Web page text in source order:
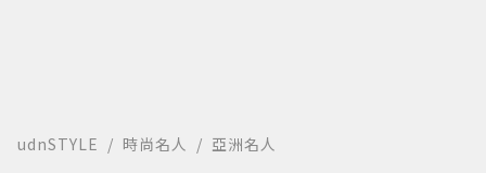
udnSTYLE 時尚名人 亞洲名人